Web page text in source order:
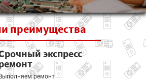
преимущества
экспресс
Выполняем ремонт